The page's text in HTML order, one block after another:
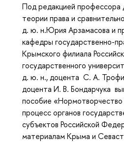
Под редакцией
теории права и
д. ю. н.Юрия Арзамасова и
кафедры государственно-
Крымского филиала
государственного
д. ю. н., доцента С. А.
доцента И. В. Бондарчука
пособие
процесс органов
субъектов Российской
материалам Крыма и